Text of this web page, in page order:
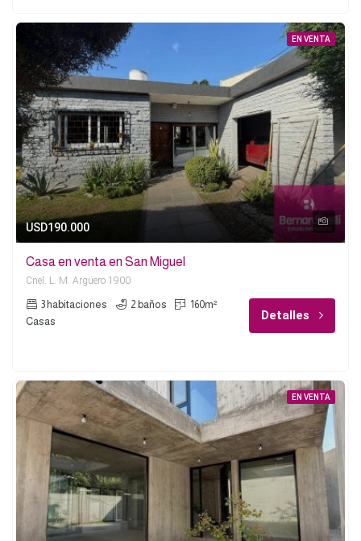
EN VENTA
USD190.000
Casa en venta en San Miguel
Cnel. L. M. Argüero 1900
3 habitaciones 2 baños
160m²
Casas
Detalles
EN VENTA